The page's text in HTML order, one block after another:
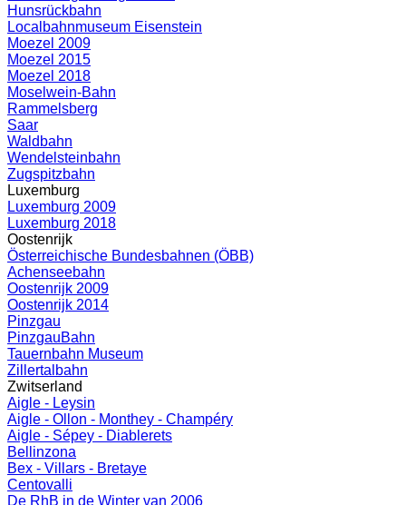
Hunsrückbahn
Localbahnmuseum Eisenstein
Moezel 2009
Moezel 2015
Moezel 2018
Moselwein-Bahn
Rammelsberg
Saar
Waldbahn
Wendelsteinbahn
Zugspitzbahn
Luxemburg
Luxemburg 2009
Luxemburg 2018
Oostenrijk
Österreichische Bundesbahnen (ÖBB)
Achenseebahn
Oostenrijk 2009
Oostenrijk 2014
Pinzgau
PinzgauBahn
Tauernbahn Museum
Zillertalbahn
Zwitserland
Aigle - Leysin
Aigle - Ollon - Monthey - Champéry
Aigle - Sépey - Diablerets
Bellinzona
Bex - Villars - Bretaye
Centovalli
De RhB in de Winter van 2006